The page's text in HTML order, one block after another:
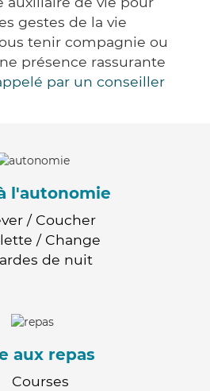
gestes de la vie
tenir compagnie ou
présence rassurante
par un conseiller
l'autonomie
/ Coucher
/ Change
de nuit
aux repas
Courses